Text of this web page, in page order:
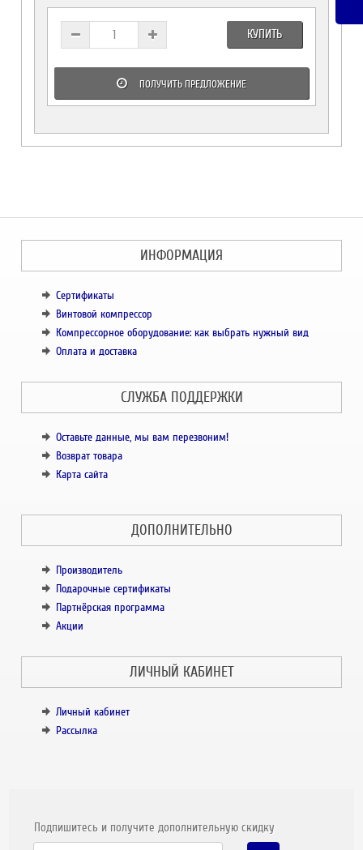
КУПИТЬ
ПОЛУЧИТЬ ПРЕДЛОЖЕНИЕ
ИНФОРМАЦИЯ
Сертификаты
Винтовой компрессор
Компрессорное оборудование: как выбрать нужный вид
Оплата и доставка
СЛУЖБА ПОДДЕРЖКИ
Оставьте данные, мы вам перезвоним!
Возврат товара
Карта сайта
ДОПОЛНИТЕЛЬНО
Производитель
Подарочные сертификаты
Партнёрская программа
Акции
ЛИЧНЫЙ КАБИНЕТ
Личный кабинет
Рассылка
Подпишитесь и получите дополнительную скидку